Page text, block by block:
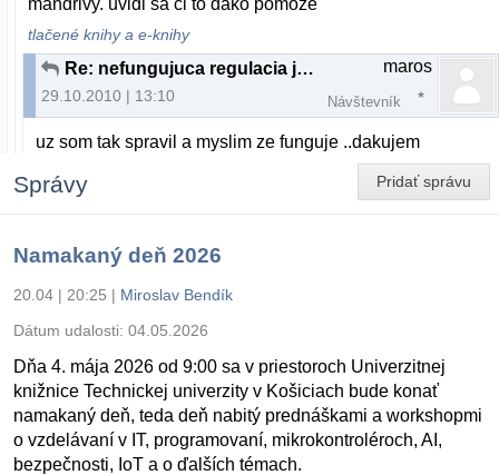
mandrivy. uvidi sa ci to dako pomoze
tlačené knihy a e-knihy
Re: nefungujuca regulacia jasu na acer nb
29.10.2010 | 13:10
maros
Návštevník
uz som tak spravil a myslim ze funguje ..dakujem
Pridať správu
Správy
Namakaný deň 2026
20.04 | 20:25 | Miroslav Bendík
Dátum udalosti: 04.05.2026
Dňa 4. mája 2026 od 9:00 sa v priestoroch Univerzitnej
knižnice Technickej univerzity v Košiciach bude konať
namakaný deň, teda deň nabitý prednáškami a workshopmi
o vzdelávaní v IT, programovaní, mikrokontroléroch, AI,
bezpečnosti, IoT a o ďalších témach.